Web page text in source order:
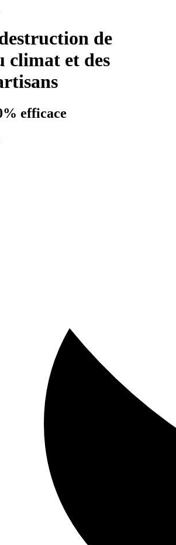
de
climat et des
efficace